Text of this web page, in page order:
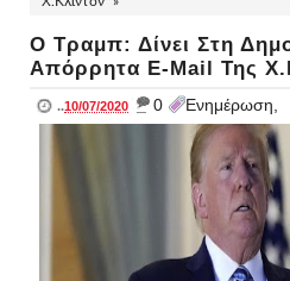
Ο Τραμπ: Δίνει Στη
Απόρρητα E-Mail Της
..10/07/2020 _ 0 Ενημέρωση,